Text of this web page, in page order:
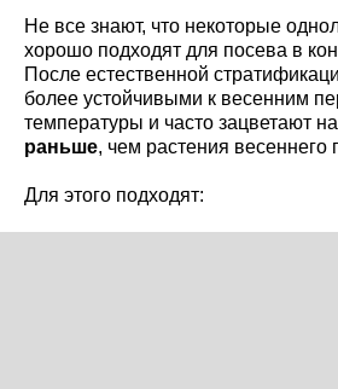
Не все знают, что некоторые
хорошо подходят для посева в
После естественной
более устойчивыми к весенним
температуры и часто зацветают на
раньше, чем растения весеннего
Для этого подходят: